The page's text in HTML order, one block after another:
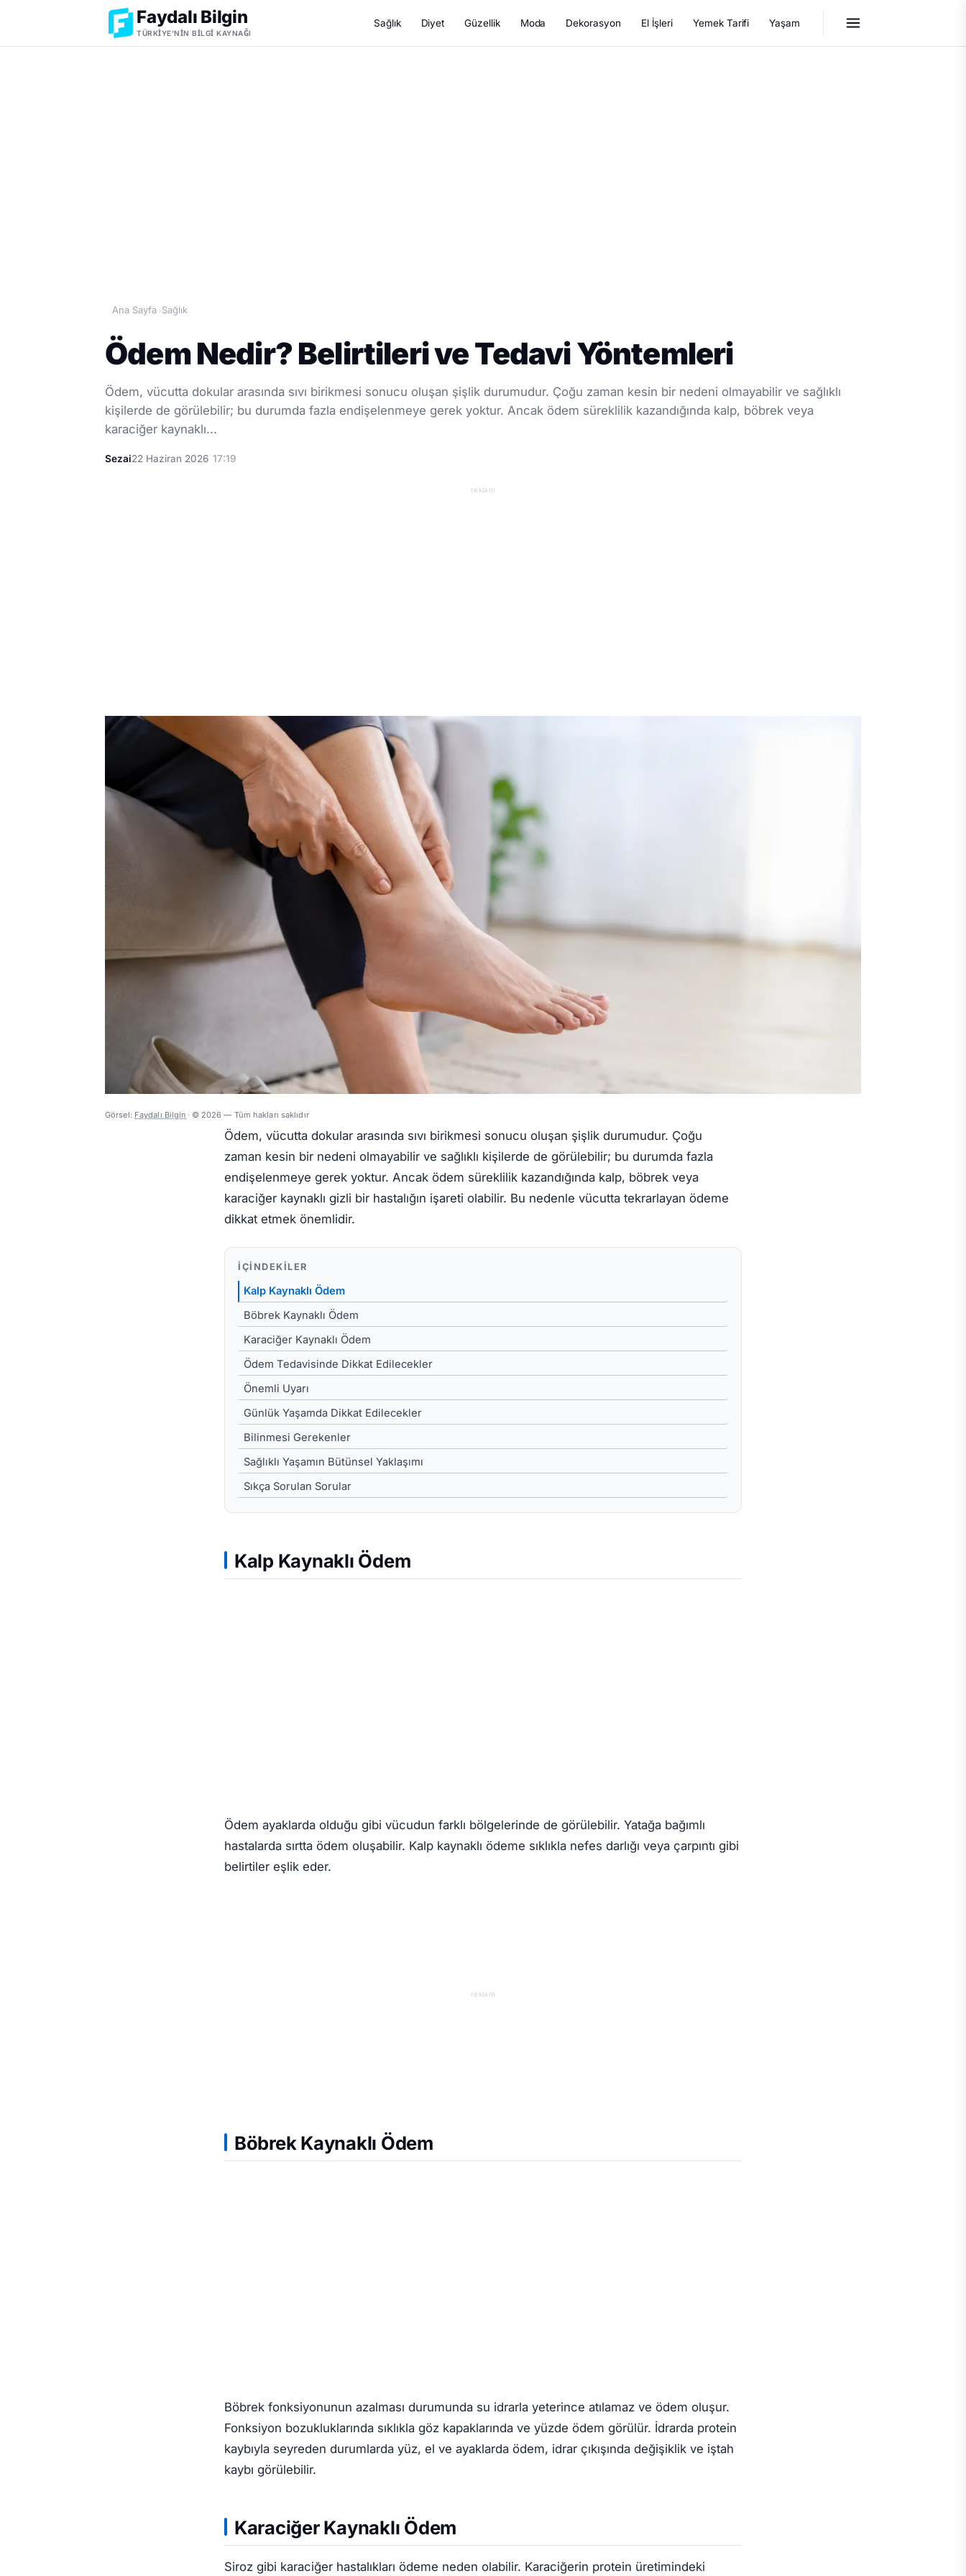
Faydalı Bilgin
TÜRKIYE'NIN BILGI KAYNAĞI
Sağlık Diyet Güzellik Moda Dekorasyon El İşleri Yemek Tarifi Yaşam
Ana Sayfa ›Sağlık
Ödem Nedir? Belirtileri ve Tedavi Yöntemleri
Ödem, vücutta dokular arasında sıvı birikmesi sonucu oluşan şişlik durumudur. Çoğu zaman kesin bir nedeni olmayabilir ve sağlıklı
kişilerde de görülebilir; bu durumda fazla endişelenmeye gerek yoktur. Ancak ödem süreklilik kazandığında kalp, böbrek veya
karaciğer kaynaklı...
Sezai22 Haziran 2026 17:19
reklam
Görsel: Faydalı Bilgin · © 2026 — Tüm hakları saklıdır
Ödem, vücutta dokular arasında sıvı birikmesi sonucu oluşan şişlik durumudur. Çoğu
zaman kesin bir nedeni olmayabilir ve sağlıklı kişilerde de görülebilir; bu durumda fazla
endişelenmeye gerek yoktur. Ancak ödem süreklilik kazandığında kalp, böbrek veya
karaciğer kaynaklı gizli bir hastalığın işareti olabilir. Bu nedenle vücutta tekrarlayan ödeme
dikkat etmek önemlidir.
İÇINDEKILER
Kalp Kaynaklı Ödem
Böbrek Kaynaklı Ödem
Karaciğer Kaynaklı Ödem
Ödem Tedavisinde Dikkat Edilecekler
Önemli Uyarı
Günlük Yaşamda Dikkat Edilecekler
Bilinmesi Gerekenler
Sağlıklı Yaşamın Bütünsel Yaklaşımı
Sıkça Sorulan Sorular
Kalp Kaynaklı Ödem
Ödem ayaklarda olduğu gibi vücudun farklı bölgelerinde de görülebilir. Yatağa bağımlı
hastalarda sırtta ödem oluşabilir. Kalp kaynaklı ödeme sıklıkla nefes darlığı veya çarpıntı gibi
belirtiler eşlik eder.
reklam
Böbrek Kaynaklı Ödem
Böbrek fonksiyonunun azalması durumunda su idrarla yeterince atılamaz ve ödem oluşur.
Fonksiyon bozukluklarında sıklıkla göz kapaklarında ve yüzde ödem görülür. İdrarda protein
kaybıyla seyreden durumlarda yüz, el ve ayaklarda ödem, idrar çıkışında değişiklik ve iştah
kaybı görülebilir.
Karaciğer Kaynaklı Ödem
Siroz gibi karaciğer hastalıkları ödeme neden olabilir. Karaciğerin protein üretimindeki